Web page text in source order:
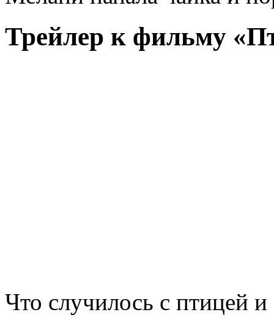
Трейлер к фильму
Что случилось с птицей